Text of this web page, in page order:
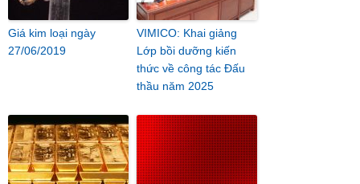
Giá kim loại ngày
27/06/2019
VIMICO: Khai giảng
Lớp bồi dưỡng kiến
thức về công tác Đấu
thầu năm 2025